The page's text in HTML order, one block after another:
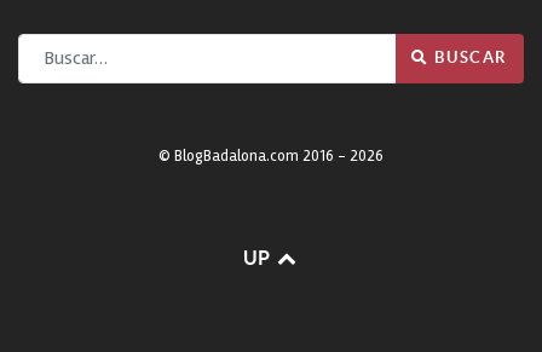
Buscar BUSCAR
© BlogBadalona.com 2016 - 2026
UP